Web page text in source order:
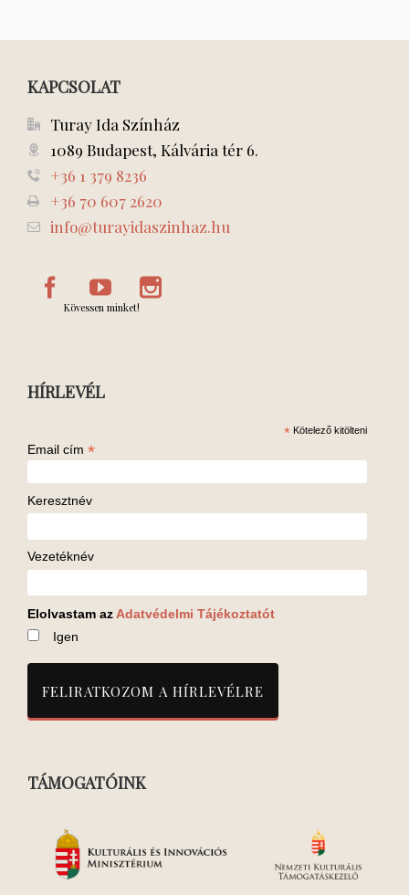
KAPCSOLAT
Turay Ida Színház
1089 Budapest, Kálvária tér 6.
+36 1 379 8236
+36 70 607 2620
info@turayidaszinhaz.hu
Kövessen minket!
HÍRLEVÉL
* Kötelező kitölteni
Email cím *
Keresztnév
Vezetéknév
Elolvastam az Adatvédelmi Tájékoztatót
Igen
TÁMOGATÓINK